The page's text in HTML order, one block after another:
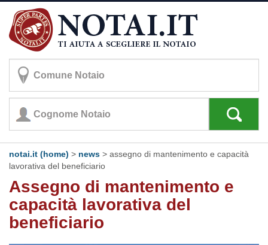
notai.it (home) > news > assegno di mantenimento e capacità
lavorativa del beneficiario
Assegno di mantenimento e
capacità lavorativa del
beneficiario